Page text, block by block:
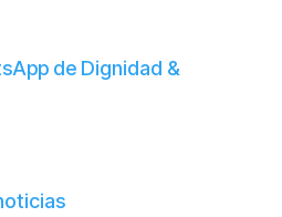
de Dignidad &